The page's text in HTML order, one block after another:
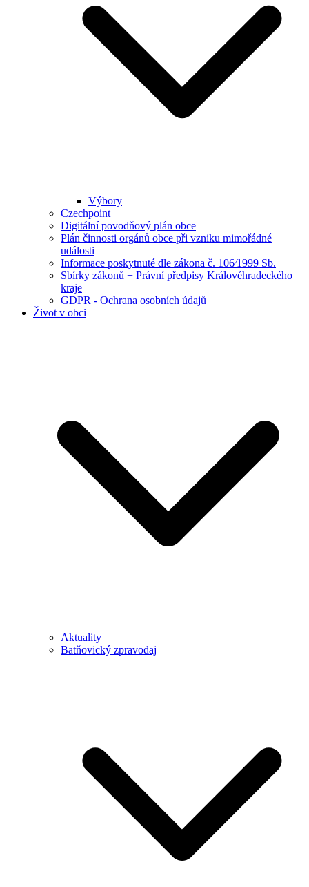
Výbory
Czechpoint
Digitální povodňový plán obce
Plán činnosti orgánů obce při vzniku mimořádné
události
Informace poskytnuté dle zákona č. 106⁄1999 Sb.
Sbírky zákonů + Právní předpisy Královéhradeckého
kraje
GDPR - Ochrana osobních údajů
Život v obci
Aktuality
Batňovický zpravodaj